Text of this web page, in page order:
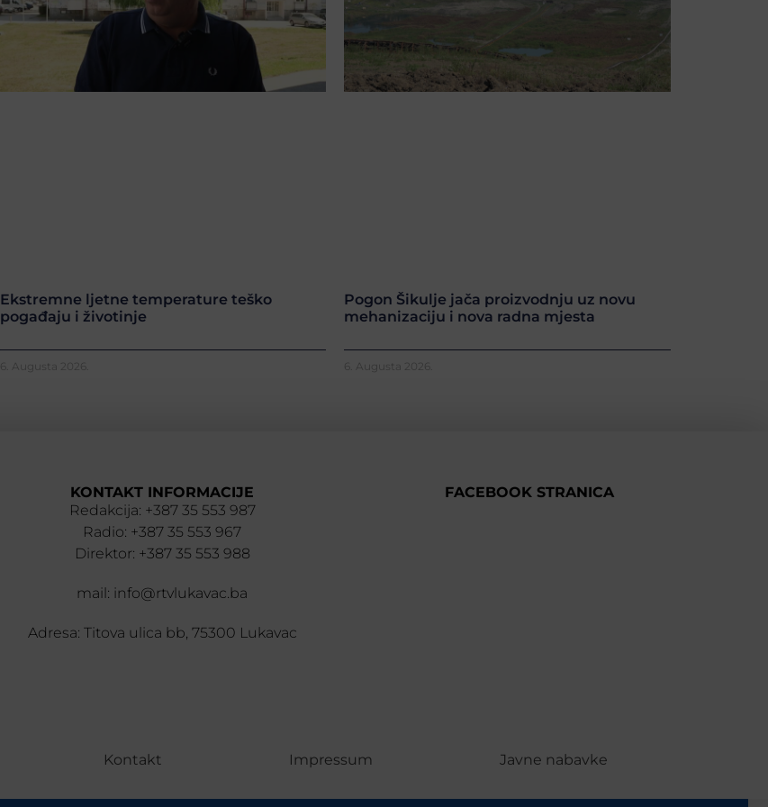
Ekstremne ljetne temperature teško
pogađaju i životinje
6. Augusta 2026.
Pogon Šikulje jača proizvodnju uz novu
mehanizaciju i nova radna mjesta
6. Augusta 2026.
KONTAKT INFORMACIJE
Redakcija: +387 35 553 987
Radio: +387 35 553 967
Direktor: +387 35 553 988
mail: info@rtvlukavac.ba
Adresa: Titova ulica bb, 75300 Lukavac
FACEBOOK STRANICA
Kontakt Impressum Javne nabavke